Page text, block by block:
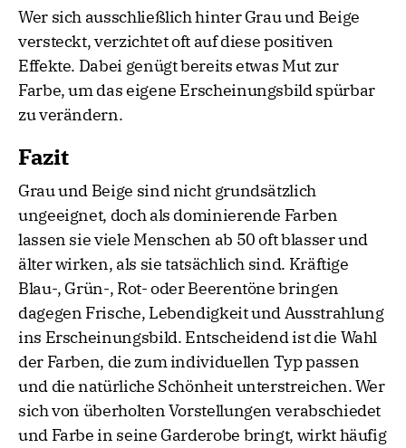
Wer sich ausschließlich hinter Grau und Beige
versteckt, verzichtet oft auf diese positiven
Effekte. Dabei genügt bereits etwas Mut zur
Farbe, um das eigene Erscheinungsbild spürbar
zu verändern.
Fazit
Grau und Beige sind nicht grundsätzlich
ungeeignet, doch als dominierende Farben
lassen sie viele Menschen ab 50 oft blasser und
älter wirken, als sie tatsächlich sind. Kräftige
Blau-, Grün-, Rot- oder Beerentöne bringen
dagegen Frische, Lebendigkeit und Ausstrahlung
ins Erscheinungsbild. Entscheidend ist die Wahl
der Farben, die zum individuellen Typ passen
und die natürliche Schönheit unterstreichen. Wer
sich von überholten Vorstellungen verabschiedet
und Farbe in seine Garderobe bringt, wirkt häufig